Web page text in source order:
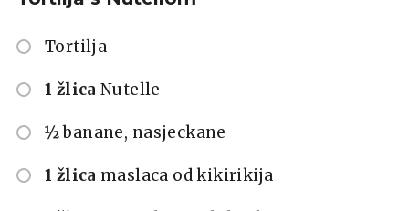
Tortilja
1 žlica Nutelle
½ banane, nasjeckane
1 žlica maslaca od kikirikija